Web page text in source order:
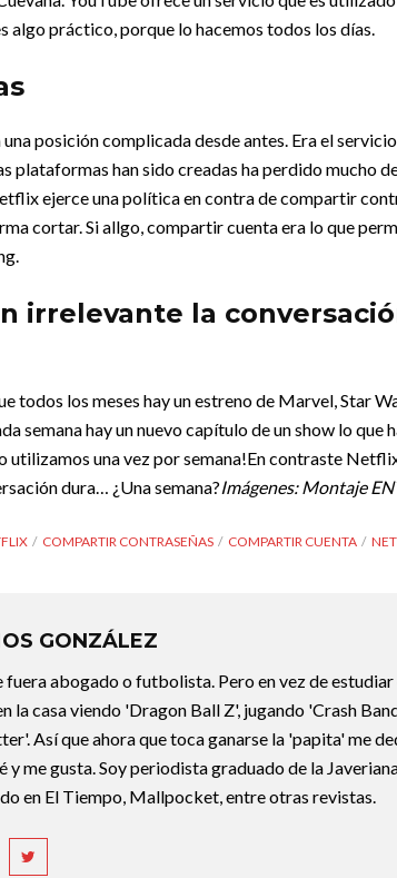
algo práctico, porque lo hacemos todos los días.
posición complicada desde antes. Era el
plataformas han sido creadas ha perdido mucho
ejerce una política en contra de compartir
cortar. Si allgo, compartir cuenta era lo que
irrelevante la
todos los meses hay un estreno de Marvel, Star
semana hay un nuevo capítulo de un show lo que
utilizamos una vez por semana!En contraste
dura… ¿Una semana?Imágenes: Montaje
COMPARTIR CONTRASEÑAS COMPARTIR CUENTA
GONZÁLEZ
fuera abogado o futbolista. Pero en vez de estudiar
la casa viendo 'Dragon Ball Z', jugando 'Crash
Así que ahora que toca ganarse la 'papita' me
y me gusta. Soy periodista graduado de la
en El Tiempo, Mallpocket, entre otras revistas.